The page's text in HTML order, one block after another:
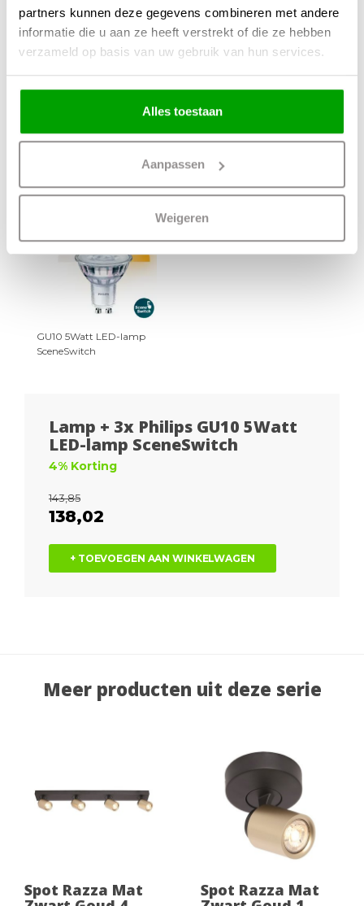
partners kunnen deze gegevens combineren met andere
informatie die u aan ze heeft verstrekt of die ze hebben
verzameld op basis van uw gebruik van hun services.
Alles toestaan
Aanpassen
Weigeren
+
GU10 5Watt LED-lamp
SceneSwitch
Lamp + 3x Philips GU10 5Watt
LED-lamp SceneSwitch
4% Korting
143,85
138,02
+ TOEVOEGEN AAN WINKELWAGEN
Meer producten uit deze serie
Spot Razza Mat Spot Razza Mat